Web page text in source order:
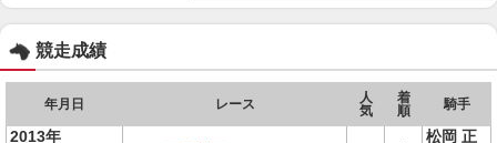
競走成績
年月日 レース
人
気
着
順
騎手
2013年
松岡 正